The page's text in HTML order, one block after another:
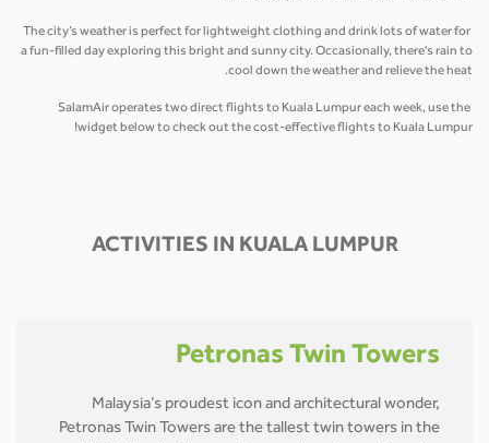
The city’s weather is perfect for lightweight clothing and drink lots of water for
a fun-filled day exploring this bright and sunny city. Occasionally, there's rain to
cool down the weather and relieve the heat.
SalamAir operates two direct flights to Kuala Lumpur each week, use the
widget below to check out the cost-effective flights to Kuala Lumpur!
ACTIVITIES IN KUALA LUMPUR
Petronas Twin Towers
Malaysia’s proudest icon and architectural wonder,
Petronas Twin Towers are the tallest twin towers in the